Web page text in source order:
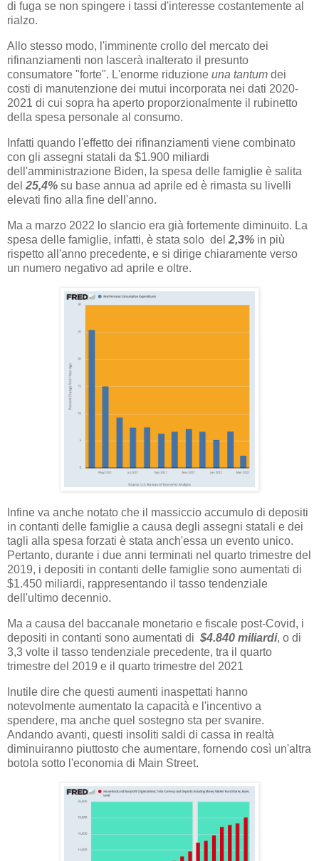
di fuga se non spingere i tassi d'interesse costantemente al
rialzo.
Allo stesso modo, l'imminente crollo del mercato dei
rifinanziamenti non lascerà inalterato il presunto
consumatore "forte". L'enorme riduzione una tantum dei
costi di manutenzione dei mutui incorporata nei dati 2020-
2021 di cui sopra ha aperto proporzionalmente il rubinetto
della spesa personale al consumo.
Infatti quando l'effetto dei rifinanziamenti viene combinato
con gli assegni statali da $1.900 miliardi
dell'amministrazione Biden, la spesa delle famiglie è salita
del 25,4% su base annua ad aprile ed è rimasta su livelli
elevati fino alla fine dell'anno.
Ma a marzo 2022 lo slancio era già fortemente diminuito. La
spesa delle famiglie, infatti, è stata solo del 2,3% in più
rispetto all'anno precedente, e si dirige chiaramente verso
un numero negativo ad aprile e oltre.
Infine va anche notato che il massiccio accumulo di depositi
in contanti delle famiglie a causa degli assegni statali e dei
tagli alla spesa forzati è stata anch'essa un evento unico.
Pertanto, durante i due anni terminati nel quarto trimestre del
2019, i depositi in contanti delle famiglie sono aumentati di
$1.450 miliardi, rappresentando il tasso tendenziale
dell'ultimo decennio.
Ma a causa del baccanale monetario e fiscale post-Covid, i
depositi in contanti sono aumentati di $4.840 miliardi, o di
3,3 volte il tasso tendenziale precedente, tra il quarto
trimestre del 2019 e il quarto trimestre del 2021
Inutile dire che questi aumenti inaspettati hanno
notevolmente aumentato la capacità e l'incentivo a
spendere, ma anche quel sostegno sta per svanire.
Andando avanti, questi insoliti saldi di cassa in realtà
diminuiranno piuttosto che aumentare, fornendo così un'altra
botola sotto l'economia di Main Street.